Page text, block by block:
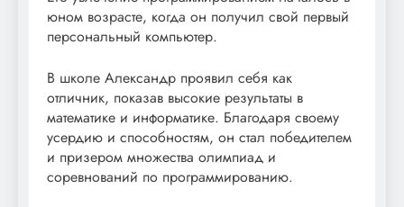
юном возрасте, когда он получил свой первый
персональный компьютер.
В школе Александр проявил себя как
отличник, показав высокие результаты в
математике и информатике. Благодаря своему
усердию и способностям, он стал победителем
и призером множества олимпиад и
соревнований по программированию.